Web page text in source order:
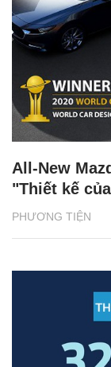
PHƯƠNG TIỆN
All-New
"Thiết kế